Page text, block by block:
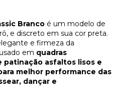
Branco é um modelo de
e discreto em sua cor preta.
e firmeza da
em quadras
patinação asfaltos lisos e
melhor performance das
dançar e